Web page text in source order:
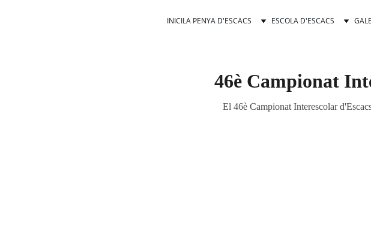
INICILA PENYA D'ESCACS ESCOLA D'ESCACS
46è Campionat
El 46è Campionat Interescolar